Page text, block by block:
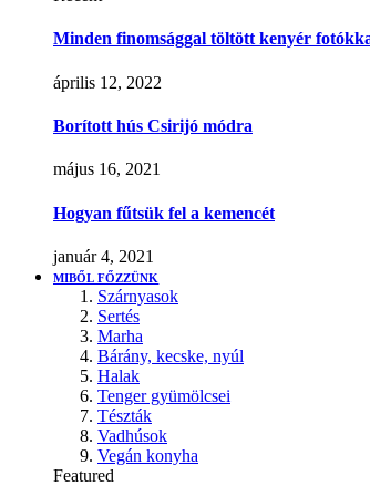
Minden finomsággal töltött kenyér
április 12, 2022
Borított hús Csirijó módra
május 16, 2021
Hogyan fűtsük fel a kemencét
január 4, 2021
MIBŐL FŐZZÜNK
Szárnyasok
Sertés
Marha
Bárány, kecske, nyúl
Halak
Tenger gyümölcsei
Tészták
Vadhúsok
Vegán konyha
Featured